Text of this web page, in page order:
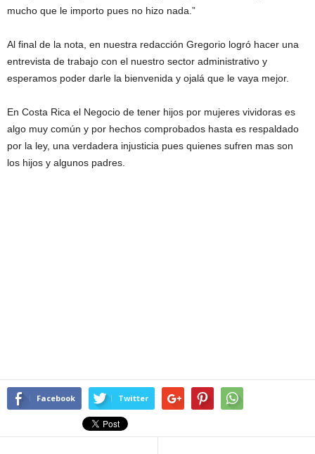
mucho que le importo pues no hizo nada.”
Al final de la nota, en nuestra redacción Gregorio logró hacer una
entrevista de trabajo con el nuestro sector administrativo y
esperamos poder darle la bienvenida y ojalá que le vaya mejor.
En Costa Rica el Negocio de tener hijos por mujeres vividoras es
algo muy común y por hechos comprobados hasta es respaldado
por la ley, una verdadera injusticia pues quienes sufren mas son
los hijos y algunos padres.
Facebook Twitter